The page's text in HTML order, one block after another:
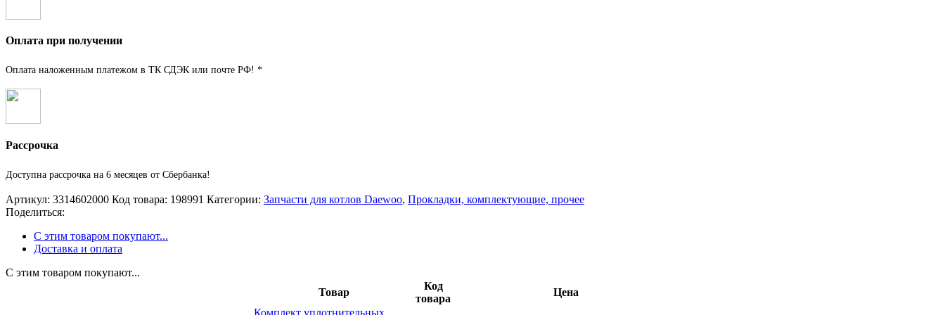
Оплата при получении
Оплата наложенным платежом в ТК СДЭК или почте РФ! *
Рассрочка
Доступна рассрочка на 6 месяцев от Сбербанка!
Артикул: 3314602000 Код товара: 198991 Категории: Запчасти для котлов Daewoo, Прокладки, комплектующие, прочее
Поделиться:
С этим товаром покупают...
Доставка и оплата
С этим товаром покупают...
Товар
Код
товара
Цена
Комплект уплотнительных